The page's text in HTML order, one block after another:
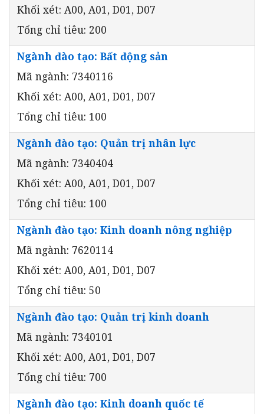
Khối xét: A00, A01, D01, D07
Tổng chỉ tiêu: 200
Ngành đào tạo: Bất động sản
Mã ngành: 7340116
Khối xét: A00, A01, D01, D07
Tổng chỉ tiêu: 100
Ngành đào tạo: Quản trị nhân lực
Mã ngành: 7340404
Khối xét: A00, A01, D01, D07
Tổng chỉ tiêu: 100
Ngành đào tạo: Kinh doanh nông nghiệp
Mã ngành: 7620114
Khối xét: A00, A01, D01, D07
Tổng chỉ tiêu: 50
Ngành đào tạo: Quản trị kinh doanh
Mã ngành: 7340101
Khối xét: A00, A01, D01, D07
Tổng chỉ tiêu: 700
Ngành đào tạo: Kinh doanh quốc tế